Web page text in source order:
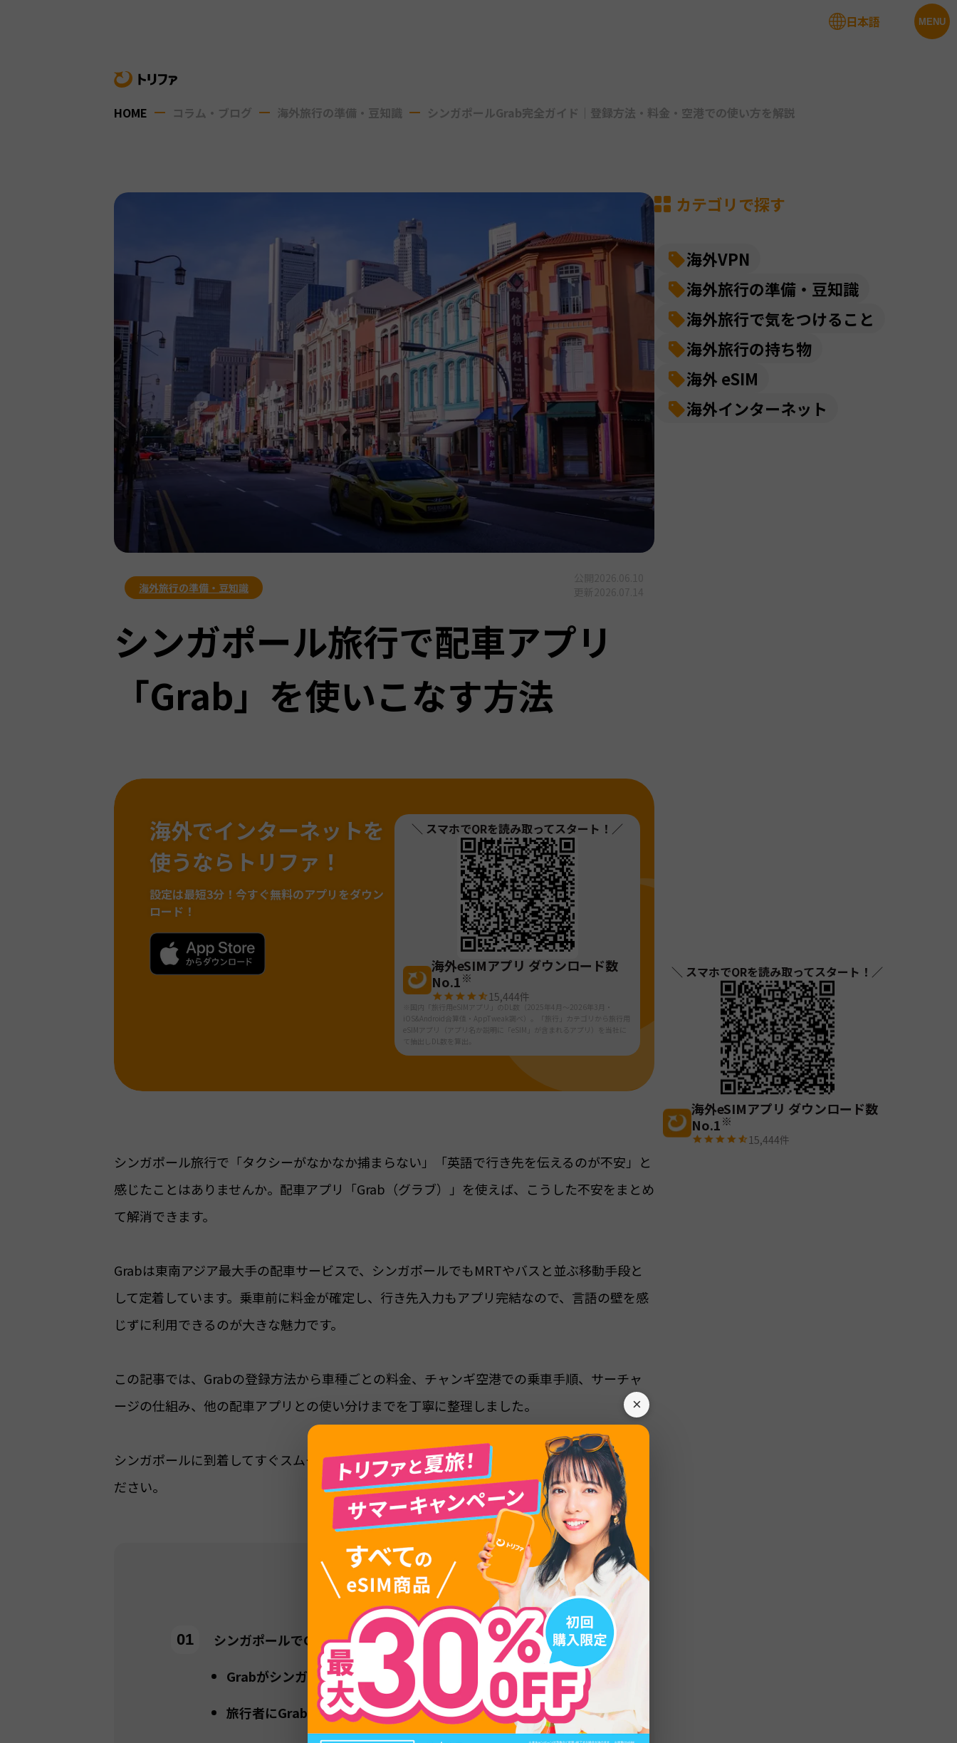
MENU
日本語
HOME コラム・ブログ 海外旅行の準備・豆知識 シンガポールGrab完全ガイド｜登録方法・料金・空港での使い方を解説
海外旅行の準備・豆知識
シンガポール旅行で配車アプリ
「Grab」を使いこなす方法
海外でインターネットを
使うならトリファ！
設定は最短3分！ 今すぐ無料のアプリをダウン
ロード！
＼ スマホでQRを読み取ってスタート！／
海外eSIMアプリ ダウンロード数
No.1※
15,444件
※国内「旅行用eSIMアプリ」のDL数（2025年4月～2026年3月・
iOS&Android合算値・AppTweak調べ）。「旅行」カテゴリから旅行用
eSIMアプリ（アプリ名か説明に「eSIM」が含まれるアプリ）を当社に
て抽出しDL数を算出。
シンガポール旅行で「タクシーがなかなか捕まらない」「英語で行き先を伝えるのが不安」と
感じたことはありませんか。配車アプリ「Grab（グラブ）」を使えば、こうした不安をまとめ
て解消できます。
Grabは東南アジア最大手の配車サービスで、シンガポールでもMRTやバスと並ぶ移動手段と
して定着しています。乗車前に料金が確定し、行き先入力もアプリ完結なので、言語の壁を感
じずに利用できるのが大きな魅力です。
この記事では、Grabの登録方法から車種ごとの料金、チャンギ空港での乗車手順、サーチャ
ージの仕組み、他の配車アプリとの使い分けまでを丁寧に整理しました。
シンガポールに到着してすぐスムーズに移動できるよう、出発前にぜひ最後まで読んでみてく
ださい。
目次
シンガポールでGrabが必要な理由
Grabがシンガポールで定番になっている背景
旅行者にGrabが向いているシーン
カテゴリで探す
海外VPN
海外旅行の準備・豆知識
海外旅行で気をつけること
海外旅行の持ち物
海外 eSIM
海外インターネット
＼ スマホでQRを読み取ってスタート！／
海外eSIMアプリ ダウンロード数
No.1※
15,444件
×